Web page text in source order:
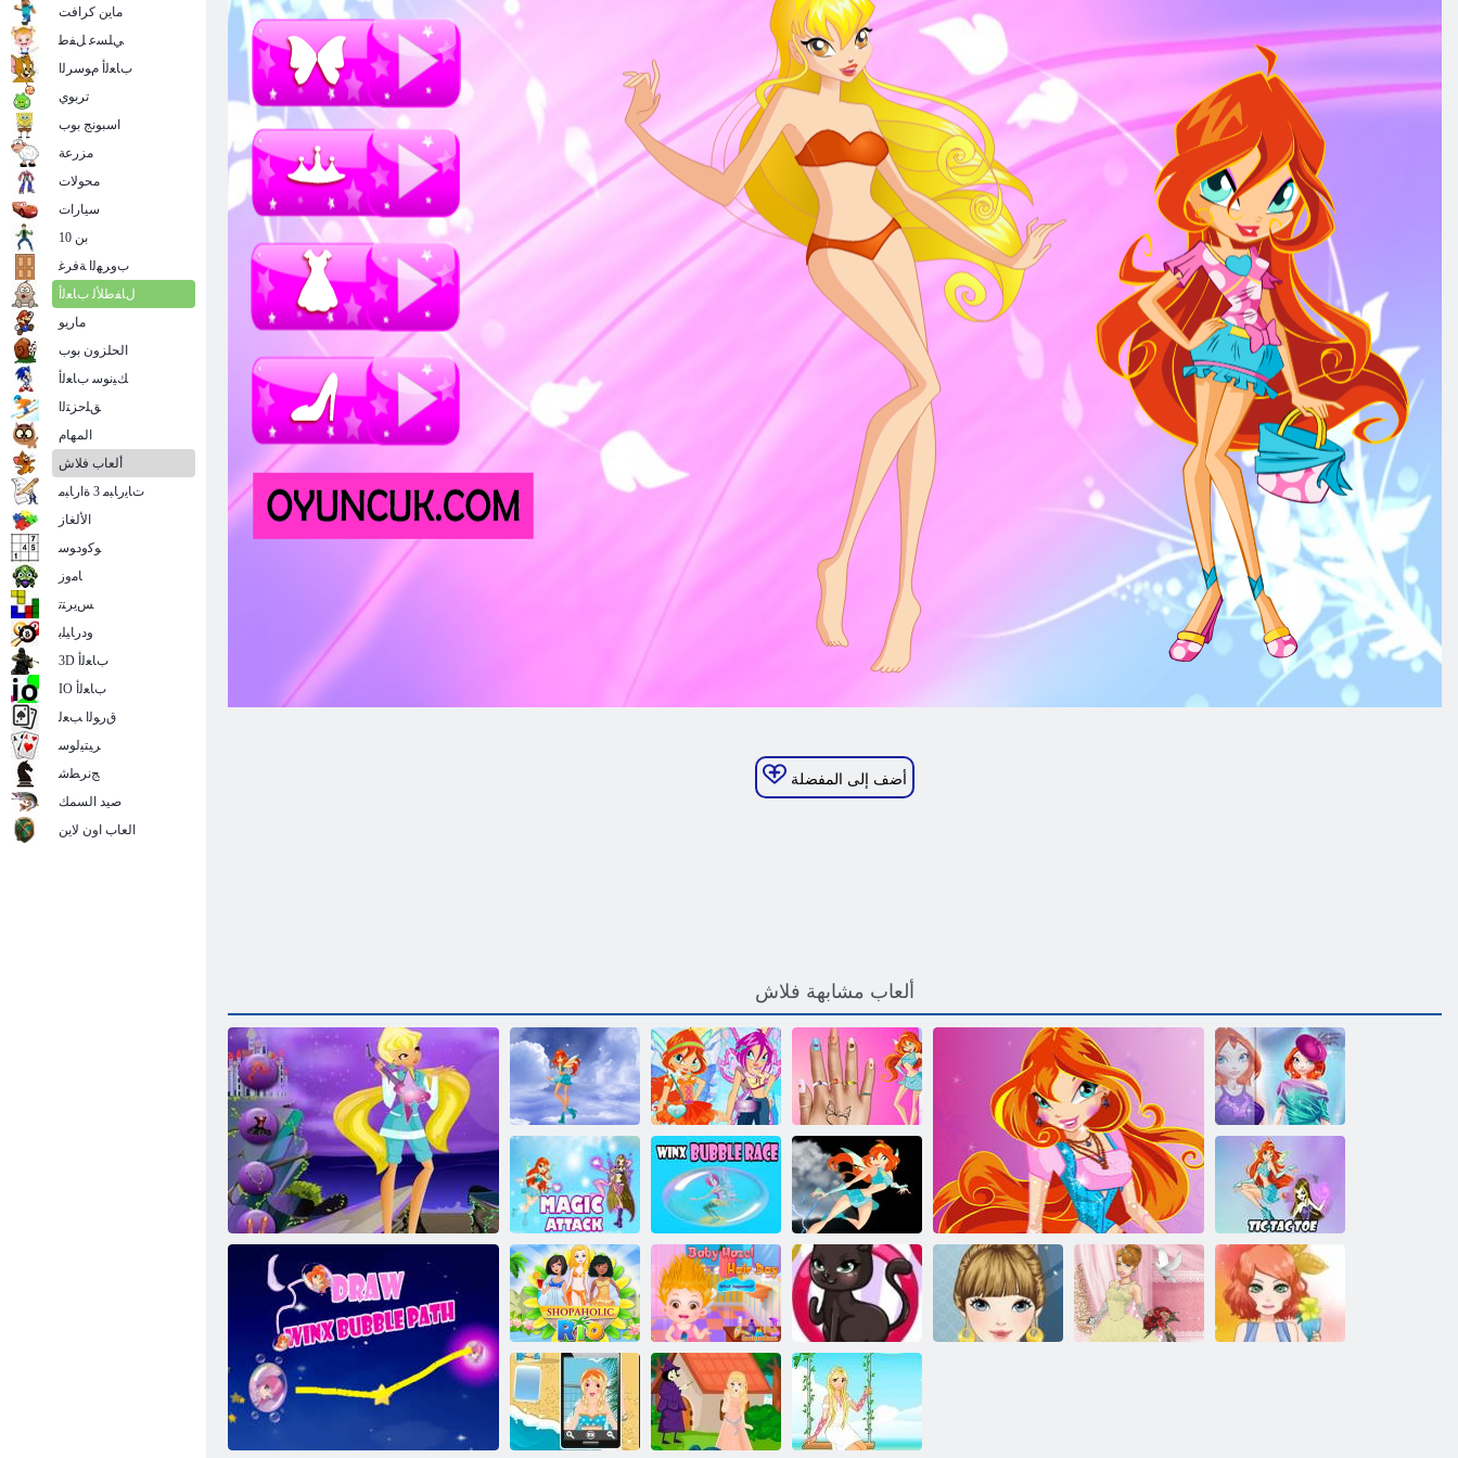
أضف إلى المفضلة
ألعاب مشابهة فلاش
ﻲﺳﺭﺍﺩ ﺓﺮﺣﺎﺴﻟﺍ
ﺕﺎﻤﺠﻫ
ﻖﻴﻧﻷ ﺍ ﺲﻜﻨﻳﻭ
ﻥﺎﺘﺴﻓ
Winx Nail
Makeover
ﻝﺮﻴﺟ ﻢﻳﺭﺩ ﻡﻮﻠﺑ
ﺲﻜﻨﻳﻭ
ﻱﺮﺤﺳ ﻡﻮﺠﻫ
Winx Bubble
Race. ﺔﺒﻌﻟ Winx
Bubble Race
ﺓﺮﻣﺎﻐﻣ ﻱﺎﻜﺳ
ﻡﻮﻠﺑ
ﻮﺗ ﻙﺎﺗ ﻚﻴﺗ
ﺲﻜﻨﻳﻭ
ريو محبي
التسوق
ﻲﻠﺴﻋ ﻞﻔﻄﻟﺍ
ﻡﻮﻳ
ءﺎﻳﺯﻷ ﺍ ﻢﻤﺼﻣ
ﻂﻘﻟﺍ
ماين كرافت
ﻲﻠﺴﻋ ﻞﻔﻃ
ﺏﺎﻌﻟﺃ ﻡﻮﺳﺮﻟﺍ
تربوي
اسبونج بوب
مزرعة
محولات
سيارات
بن 10
ﺏﻭﺮﻬﻟﺍ ﺔﻓﺮﻏ
ﻝﺎﻔﻃﻸ ﻟ ﺏﺎﻌﻟﺃ
ماريو
الحلزون بوب
ﻚﻴﻧﻮﺳ ﺏﺎﻌﻟﺃ
ﻖﻠﺣﺰﺘﻟﺍ
المهام
ألعاب فلاش
ﺕﺎﻳﺭﺎﺒﻣ 3 ﺓﺍﺭﺎﺒﻣ
الألغاز
ﻮﻛﻭﺩﻮﺳ
ﺎﻣﻭﺯ
ﺲﻳﺮﺘﺗ
ﻭﺩﺭﺎﻴﻠﺑ
3D ﺏﺎﻌﻟﺃ
IO ﺏﺎﻌﻟﺃ
ﻕﺭﻮﻟﺍ ﺐﻌﻟ
ﺮﻴﺘﻴﻟﻮﺳ
ﺞﻧﺮﻄﺷ
صيد السمك
العاب اون لاين